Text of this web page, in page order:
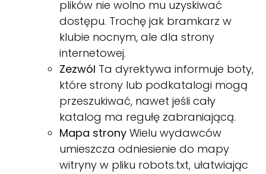
plików nie wolno mu uzyskiwać
dostępu. Trochę jak bramkarz w
klubie nocnym, ale dla strony
internetowej.
Zezwól Ta dyrektywa informuje boty,
które strony lub podkatalogi mogą
przeszukiwać, nawet jeśli cały
katalog ma regułę zabraniającą.
Mapa strony Wielu wydawców
umieszcza odniesienie do mapy
witryny w pliku robots.txt, ułatwiając